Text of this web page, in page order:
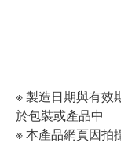
※ 製造日期與有效
於包裝或產品中
※ 本產品網頁因拍